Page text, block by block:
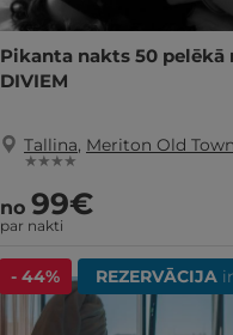
Pikanta nakts 50 pelēkā
DIVIEM
Tallina, Meriton Old
★ ★ ★ ★
no 99€
par nakti
- 44% REZERVĀCIJA